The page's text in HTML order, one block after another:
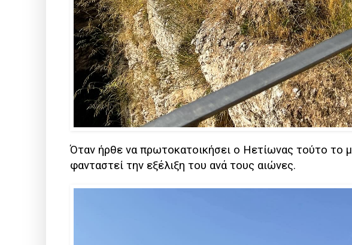
Όταν ήρθε να πρωτοκατοικήσει ο Ηετίωνας τούτο το
φανταστεί την εξέλιξη του ανά τους αιώνες.